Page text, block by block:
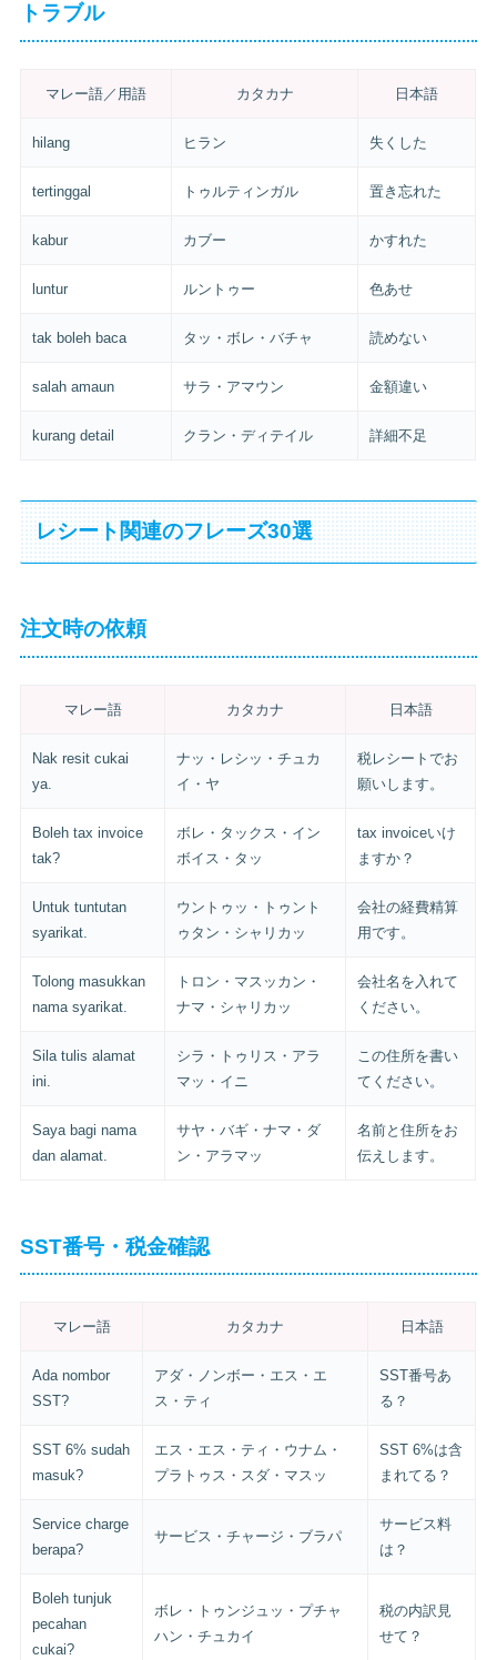
トラブル
マレー語／用語 カタカナ 日本語
hilang ヒラン 失くした
tertinggal トゥルティンガル 置き忘れた
kabur カブー かすれた
luntur ルントゥー 色あせ
tak boleh baca タッ・ボレ・バチャ 読めない
salah amaun サラ・アマウン 金額違い
kurang detail クラン・ディテイル 詳細不足
レシート関連のフレーズ30選
注文時の依頼
マレー語 カタカナ 日本語
Nak resit cukai
ya.
ナッ・レシッ・チュカ
イ・ヤ
税レシートでお
願いします。
Boleh tax invoice
tak?
ボレ・タックス・イン
ボイス・タッ
tax invoiceいけ
ますか？
Untuk tuntutan
syarikat.
ウントゥッ・トゥント
ゥタン・シャリカッ
会社の経費精算
用です。
Tolong masukkan
nama syarikat.
トロン・マスッカン・
ナマ・シャリカッ
会社名を入れて
ください。
Sila tulis alamat
ini.
シラ・トゥリス・アラ
マッ・イニ
この住所を書い
てください。
Saya bagi nama
dan alamat.
サヤ・バギ・ナマ・ダ
ン・アラマッ
名前と住所をお
伝えします。
SST番号・税金確認
マレー語 カタカナ 日本語
Ada nombor
SST?
アダ・ノンボー・エス・エ
ス・ティ
SST番号あ
る？
SST 6% sudah
masuk?
エス・エス・ティ・ウナム・
プラトゥス・スダ・マスッ
SST 6%は含
まれてる？
Service charge
berapa?
サービス・チャージ・ブラパ
サービス料
は？
Boleh tunjuk
pecahan
cukai?
ボレ・トゥンジュッ・プチャ
ハン・チュカイ
税の内訳見
せて？